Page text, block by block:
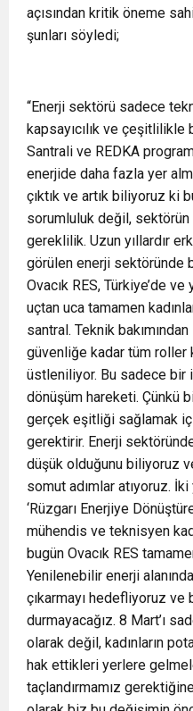
açısından kritik öneme
şunları söyledi;
“Enerji sektörü sadece
kapsayıcılık ve çeşitlilikle
Santrali ve REDKA
enerjide daha fazla yer
çıktık ve artık biliyoruz ki
sorumluluk değil,
gereklilik. Uzun yıllardır
görülen enerji sektöründe
Ovacık RES, Türkiye’de
uçtan uca tamamen
santral. Teknik
güvenliğe kadar tüm roller
üstleniliyor. Bu sadece
dönüşüm hareketi. Çünkü
gerçek eşitliği sağlamak
gerektirir. Enerji
düşük olduğunu biliyoruz
somut adımlar atıyoruz. İki
‘Rüzgarı Enerjiye
mühendis ve teknisyen
bugün Ovacık RES
Yenilenebilir enerji
çıkarmayı hedefliyoruz
durmayacağız. 8 Mart’ı
olarak değil, kadınların
hak ettikleri yerlere
taçlandırmamız